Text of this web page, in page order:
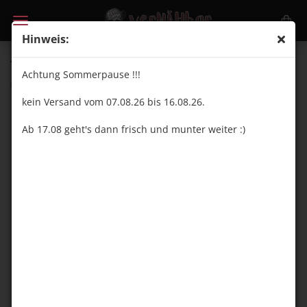
Hinweis:
Achtung Sommerpause !!!
kein Versand vom 07.08.26 bis 16.08.26.
Ab 17.08 geht's dann frisch und munter weiter :)
Trojalock 120 2500m - 8857 violett kühl
ZB24055